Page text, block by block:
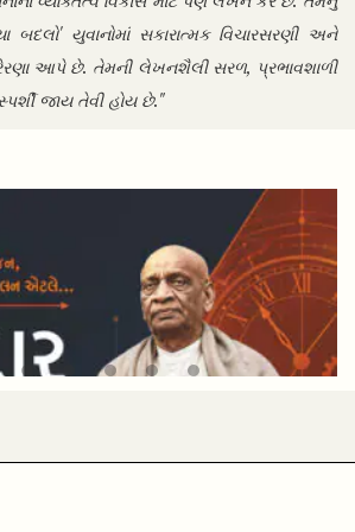
બદલો' યુવાનોમાં સકારાત્મક વિચારસરણી અને
આપે છે. તેમની લેખનશૈલી સરળ, પ્રભાવશાળી
જાય તેવી હોય છે."